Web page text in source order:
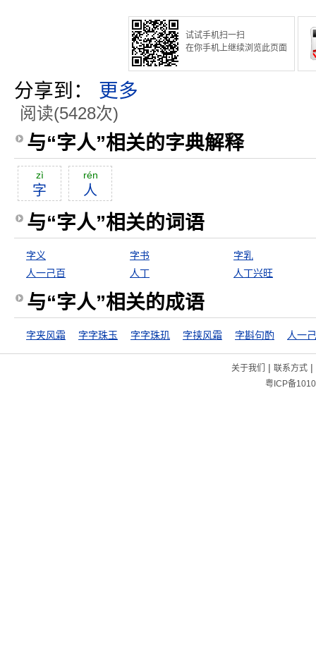
试试手机扫一扫
在你手机上继续浏览此页面
分享到： 更多
阅读(5428次)
与“字人”相关的字典解释
zì
字
rén
人
与“字人”相关的词语
字义 字书
字乳
人一己百
人丁 人丁兴旺
与“字人”相关的成语
字夹风霜 字字珠玉 字字珠玑 字挟风霜 字斟句酌 人一
关于我们 | 联系方式|
粤ICP备